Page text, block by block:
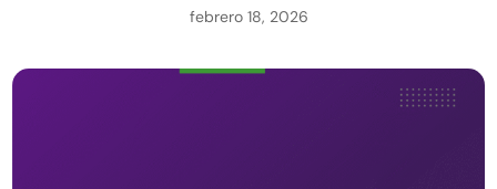
febrero 18, 2026